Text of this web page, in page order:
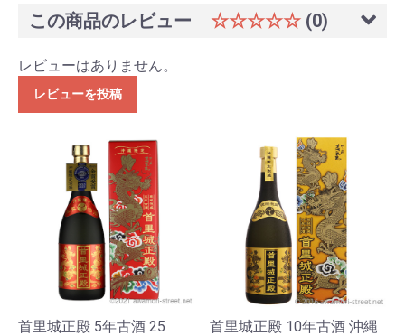
この商品のレビュー ☆☆☆☆☆ (0)
レビューはありません。
レビューを投稿
首里城正殿 5年古酒 25
首里城正殿 10年古酒 沖縄